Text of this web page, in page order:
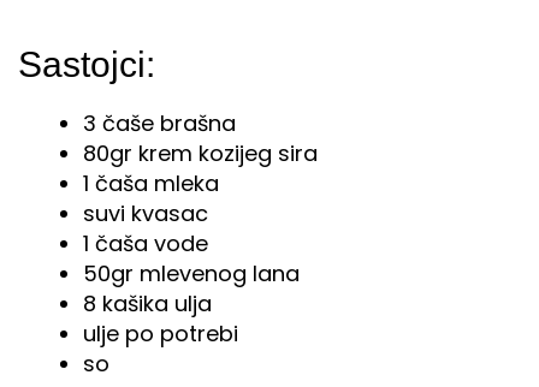
Sastojci:
3 čaše brašna
80gr krem kozijeg sira
1 čaša mleka
suvi kvasac
1 čaša vode
50gr mlevenog lana
8 kašika ulja
ulje po potrebi
so